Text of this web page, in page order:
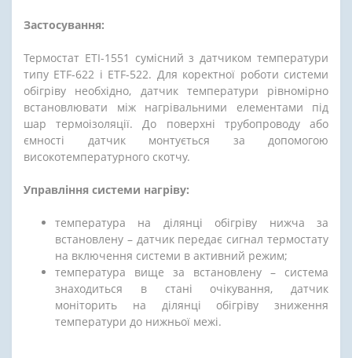
Застосування:
Термостат ЕТІ-1551 сумісний з датчиком температури
типу ETF-622 і ETF-522. Для коректної роботи системи
обігріву необхідно, датчик температури рівномірно
встановлювати між нагрівальними елементами під
шар термоізоляції. До поверхні трубопроводу або
ємності датчик монтується за допомогою
високотемпературного скотчу.
Управління системи нагріву:
температура на ділянці обігріву нижча за
встановлену – датчик передає сигнал термостату
на включення системи в активний режим;
температура вище за встановлену – система
знаходиться в стані очікування, датчик
моніторить на ділянці обігріву зниження
температури до нижньої межі.